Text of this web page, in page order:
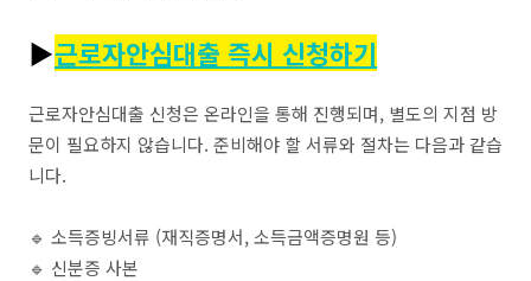
▶근로자안심대출 즉시 신청하기
근로자안심대출 신청은 온라인을 통해 진행되며, 별도의 지점 방
문이 필요하지 않습니다. 준비해야 할 서류와 절차는 다음과 같습
니다.
🔹 소득증빙서류 (재직증명서, 소득금액증명원 등)
🔹 신분증 사본